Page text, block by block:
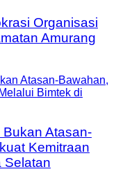
Organisasi
Amurang
Atasan-
Kemitraan
Selatan